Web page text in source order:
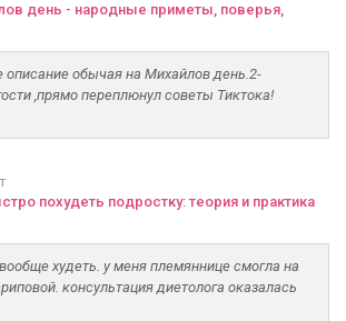
день - народные приметы, поверья,
описание обычая на Михайлов день.2-
,прямо переплюнул советы Тиктока!
похудеть подростку: теория и практика
худеть. у меня племяннице смогла на
консультация диетолога оказалась